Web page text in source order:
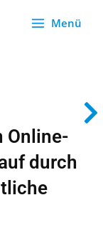
Menü
Online-
durch